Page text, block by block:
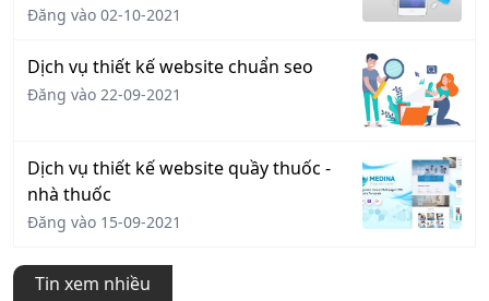
Đăng vào 02-10-2021
Dịch vụ thiết kế website chuẩn seo
Đăng vào 22-09-2021
Dịch vụ thiết kế website quầy thuốc -
nhà thuốc
Đăng vào 15-09-2021
Tin xem nhiều